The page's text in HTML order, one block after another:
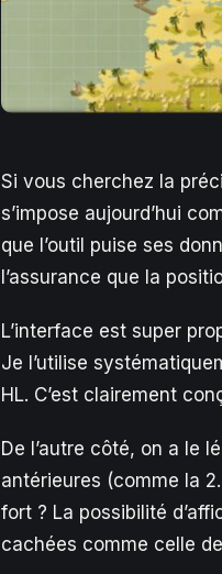
Si vous cherchez la
s’impose aujourd’hui
que l’outil puise ses
l’assurance que la
L’interface est super
Je l’utilise
HL. C’est clairement
De l’autre côté, on a le
antérieures (comme la
fort ? La possibilité
cachées comme celle de